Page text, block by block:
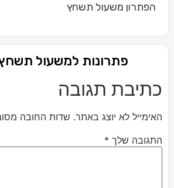
הפתרון משעול תשחץ
פתרונות למשעול
כתיבת תגובה
האימייל לא יוצג באתר. שדות החובה
התגובה שלך *